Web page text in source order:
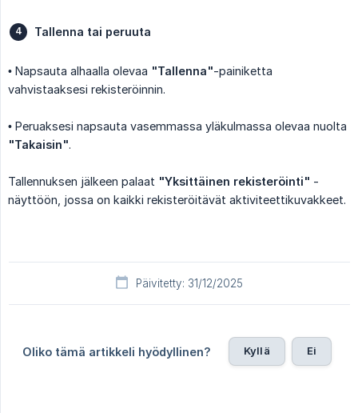
Tallenna tai peruuta
• Napsauta alhaalla olevaa "Tallenna"-painiketta
vahvistaaksesi rekisteröinnin.
• Peruaksesi napsauta vasemmassa yläkulmassa olevaa nuolta
"Takaisin".
Tallennuksen jälkeen palaat "Yksittäinen rekisteröinti" -
näyttöön, jossa on kaikki rekisteröitävät aktiviteettikuvakkeet.
Päivitetty: 31/12/2025
Oliko tämä artikkeli hyödyllinen? Kyllä Ei